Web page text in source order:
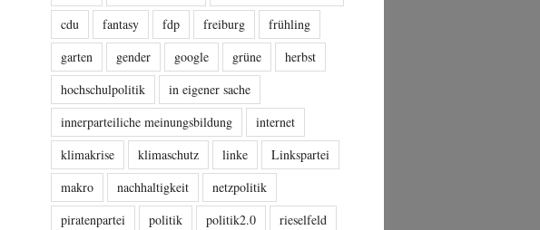
cdu
fantasy fdp freiburg
frühling
garten
gender google grüne
herbst
hochschulpolitik
in eigener sache
innerparteiliche meinungsbildung
internet
klimakrise
klimaschutz linke
Linkspartei
makro
nachhaltigkeit
netzpolitik
piratenpartei
politik politik2.0
rieselfeld